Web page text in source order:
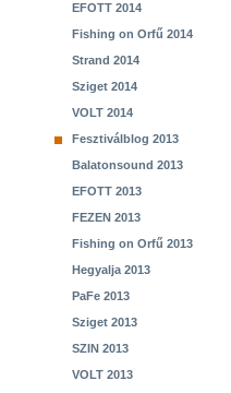
EFOTT 2014
Fishing on Orfű 2014
Strand 2014
Sziget 2014
VOLT 2014
Fesztiválblog 2013
Balatonsound 2013
EFOTT 2013
FEZEN 2013
Fishing on Orfű 2013
Hegyalja 2013
PaFe 2013
Sziget 2013
SZIN 2013
VOLT 2013